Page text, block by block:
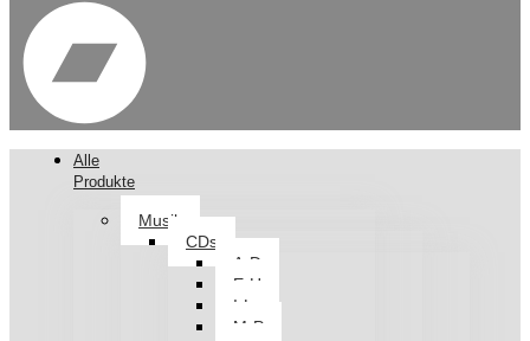
Alle
Produkte
Musik
CDs
A-D
E-H
I-L
M-P